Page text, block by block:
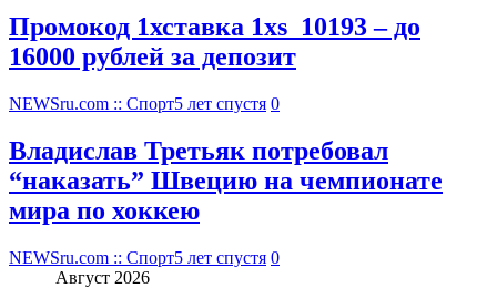
Промокод 1хставка 1xs_10193 – до
16000 рублей за депозит
NEWSru.com :: Спорт5 лет спустя 0
Владислав Третьяк потребовал
“наказать” Швецию на чемпионате
мира по хоккею
NEWSru.com :: Спорт5 лет спустя 0
Август 2026